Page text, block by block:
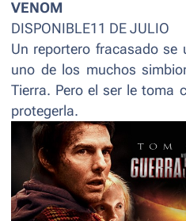
VENOM
DISPONIBLE11 DE JULIO
Un reportero fracasado se
uno de los muchos
Tierra. Pero el ser le toma
protegerla.